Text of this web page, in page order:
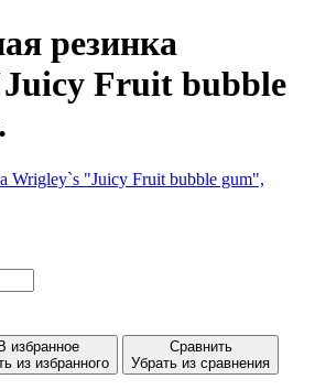
резинка
Fruit bubble
В избранное
из избранного
Сравнить
Убрать из сравнения